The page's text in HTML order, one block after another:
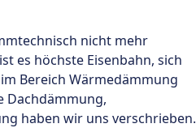
nicht mehr
es höchste Eisenbahn, sich
Bereich Wärmedämmung
Dachdämmung,
haben wir uns verschrieben.